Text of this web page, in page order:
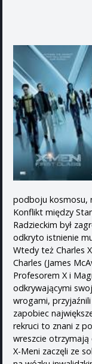
podboju kosmosu,
Konflikt między
Radzieckim był
odkryto istnienie
Wtedy też Charles
Charles (James
Profesorem X i
odkrywającymi
wrogami,
zapobiec
rekruci to znani z
wreszcie
X-Meni zaczęli ze